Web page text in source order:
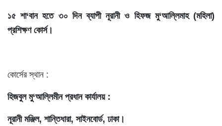
১৫ শা‘বান হতে ৩০ দিন ব্যাপী নূরানী ও হিফজ মু‘আল্লিমাহ (মহিলা)
প্রশিক্ষণ কোর্স।
কোর্সের স্থান :
হিজবুল মু‘আল্লিমীন প্রধান কার্যালয় :
নূরানী মঞ্জিল, শান্তিধারা, সাইনবোর্ড, ঢাকা।